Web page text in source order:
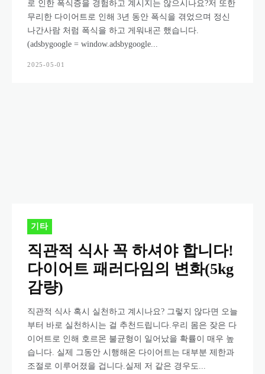
로 인한 폭식증을 경험하고 계시지는 않으시나요?저 또한
무리한 다이어트로 인해 3년 동안 폭식을 겪었으며 정신
나간사람 처럼 폭식을 하고 게워내곤 했습니다.
(adsbygoogle = window.adsbygoogle...
2025-05-01
기타
직관적 식사 꼭 하셔야 합니다!
다이어트 패러다임의 변화(5kg
감량)
직관적 식사 혹시 실천하고 계시나요? 그렇지 않다면 오늘
부터 바로 실천하시는 걸 추천드립니다.우리 몸은 잦은 다
이어트로 인해 호르몬 불균형이 일어났을 확률이 매우 높
습니다. 실제 그동안 시행해온 다이어트는 대부분 제한과
조절로 이루어졌을 겁니다.실제 저 같은 경우도...